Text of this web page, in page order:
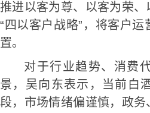
推进以客为尊、以客为荣
“四以客户战略”，将客户
置。
对于行业趋势、消费
景，吴向东表示，当前白
段，市场情绪偏谨慎，政